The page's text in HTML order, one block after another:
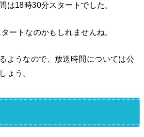
は18時30分スタートでした。
ートなのかもしれませんね。
ようなので、放送時間については公
ょう。